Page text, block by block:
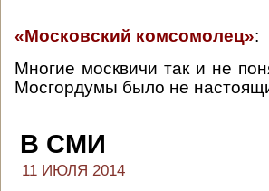
«Московский комсомолец»:
Многие москвичи так и не
Мосгордумы было не
В СМИ
11 ИЮЛЯ 2014